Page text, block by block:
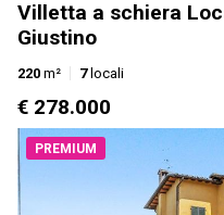
Villetta a schiera
Giustino
220 m² 7locali
€ 278.000
PREMIUM